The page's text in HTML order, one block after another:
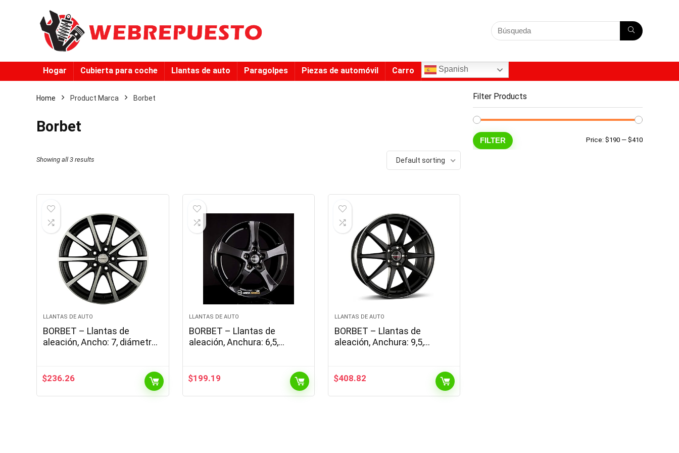
Hogar Cubierta para coche Llantas de auto Paragolpes Piezas de automóvil Carro Spanish
Home Product Marca ‎Borbet
‎Borbet
Showing all 3 results Default sorting
LLANTAS DE AUTO
BORBET – Llantas de
aleación, Ancho: 7, diámetro:
$236.26
LLANTAS DE AUTO
BORBET – Llantas de
aleación, Anchura: 6,5,
Brillante
$199.19
LLANTAS DE AUTO
BORBET – Llantas de
aleación, Anchura: 9,5,
Pulido Mate
$408.82
Filter Products
Min
Max
FILTER Price: $190 — $410